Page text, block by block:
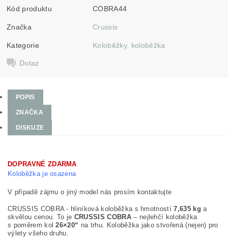
Kód produktu COBRA44
Značka Crussis
Kategorie Koloběžky, koloběžka
Dotaz
POPIS
ZNAČKA
DISKUZE
DOPRAVNÉ ZDARMA
Koloběžka je osazena
V případě zájmu o jiný model nás prosím kontaktujte
CRUSSIS COBRA - hliníková koloběžka s hmotností7,635 kg a
skvělou cenou. To je CRUSSIS COBRA– nejlehčí koloběžka
s poměrem kol26×20“ na trhu. Koloběžka jako stvořená (nejen) pro
výlety všeho druhu.